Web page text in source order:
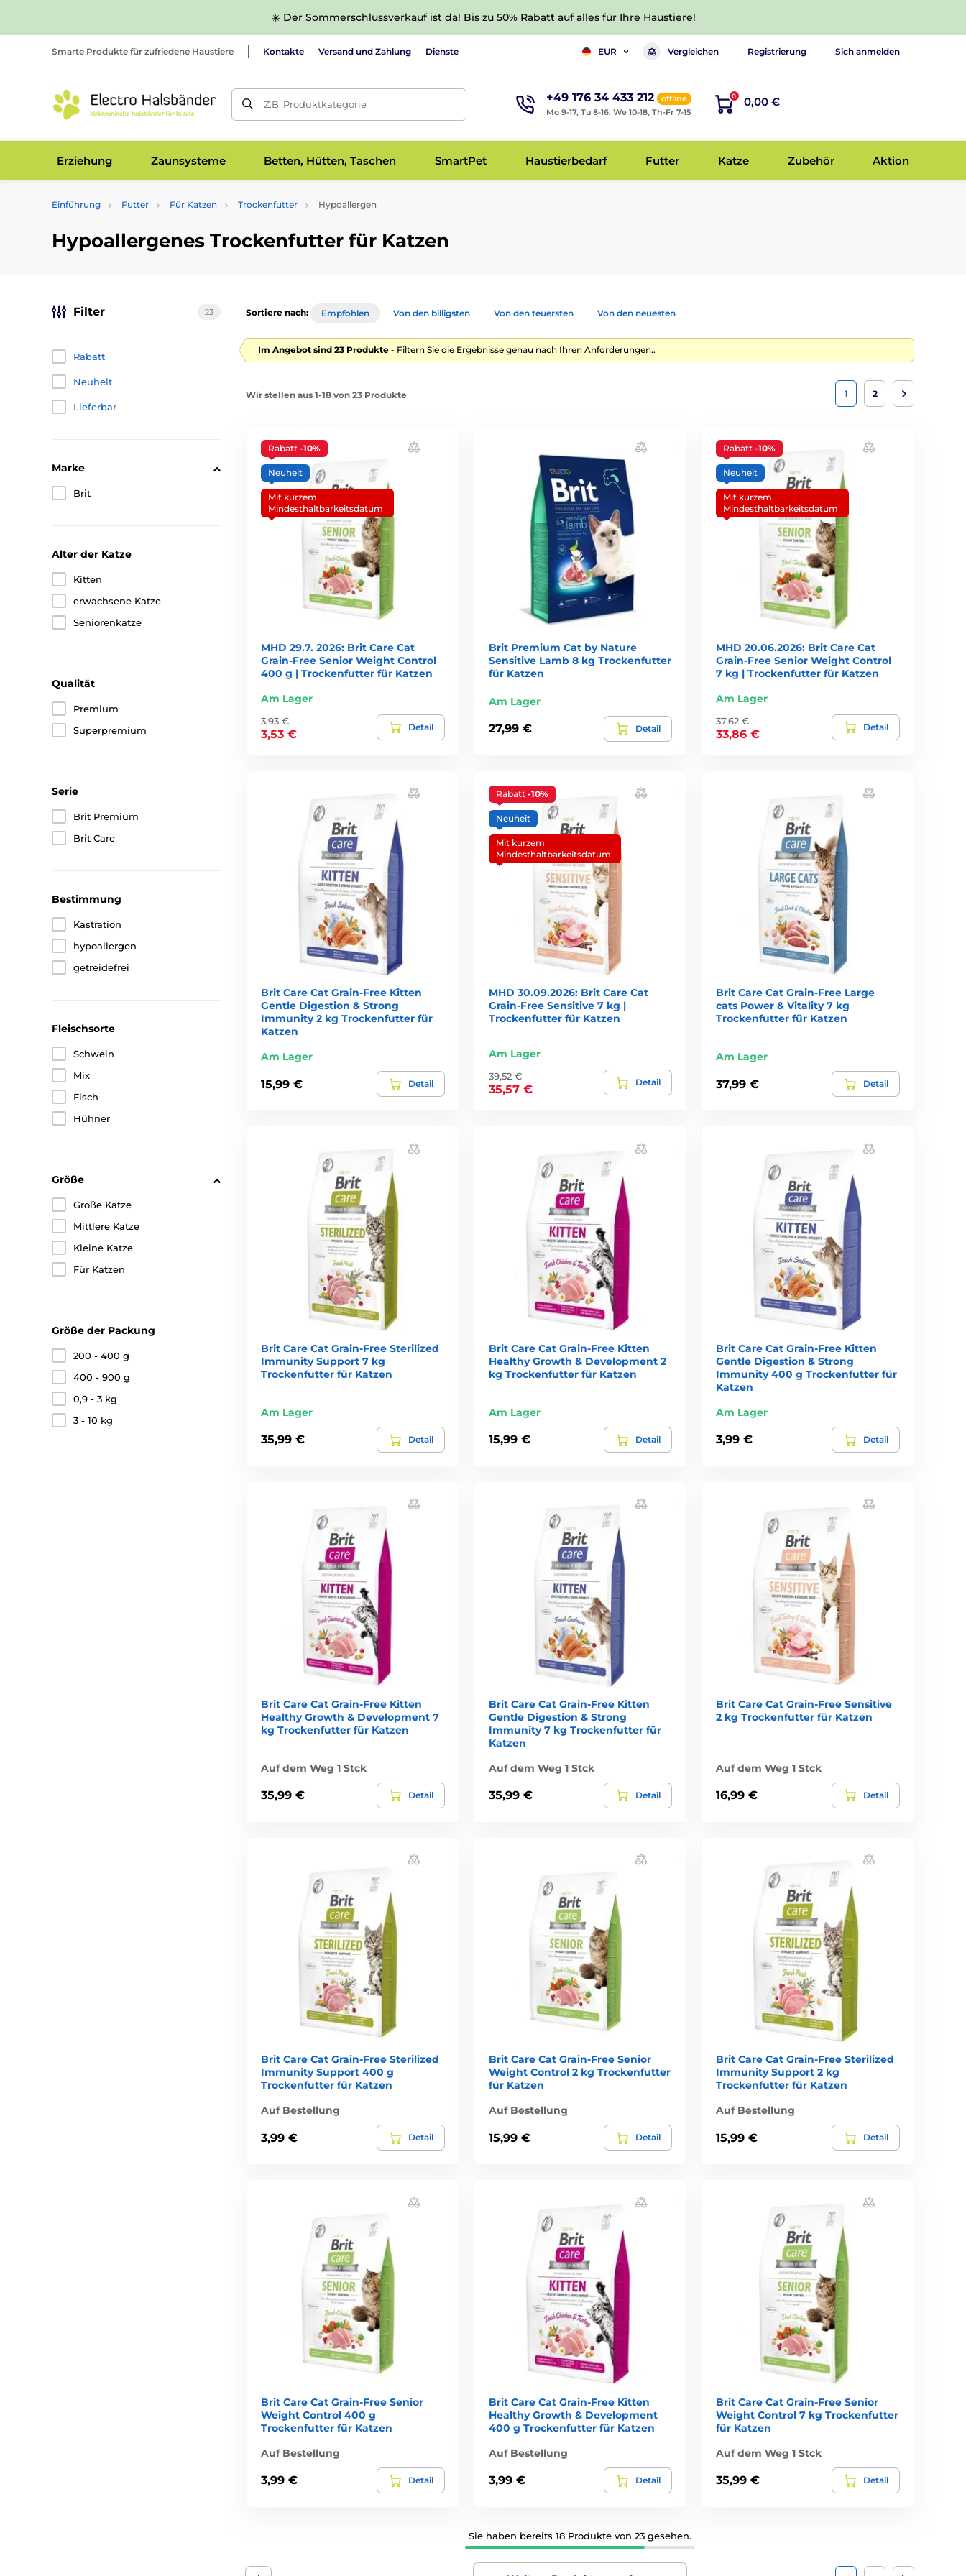
☀️ Der Sommerschlussverkauf ist da! Bis zu 50% Rabatt auf alles für Ihre Haustiere!
Smarte Produkte für zufriedene Haustiere Kontakte Versand und Zahlung Dienste EUR Vergleichen Registrierung Sich anmelden
Z.B. Produktkategorie +49 176 34 433 212
offline
Mo 9-17, Tu 8-16, We 10-18, Th-Fr 7-15
0 0,00 €
Erziehung Zaunsysteme Betten, Hütten, Taschen SmartPet Haustierbedarf Futter Katze Zubehör Aktion
Einführung Futter Für Katzen Trockenfutter Hypoallergen
Hypoallergenes Trockenfutter für Katzen
Filter 23
Rabatt
Neuheit
Lieferbar
Marke
Brit
Alter der Katze
Kitten
erwachsene Katze
Seniorenkatze
Qualität
Premium
Superpremium
Serie
Brit Premium
Brit Care
Bestimmung
Kastration
hypoallergen
getreidefrei
Fleischsorte
Schwein
Mix
Fisch
Hühner
Größe
Große Katze
Mittlere Katze
Kleine Katze
Für Katzen
Größe der Packung
200 - 400 g
400 - 900 g
0,9 - 3 kg
3 - 10 kg
Sortiere nach: Empfohlen Von den billigsten Von den teuersten Von den neuesten
Im Angebot sind 23 Produkte - Filtern Sie die Ergebnisse genau nach Ihren Anforderungen..
Wir stellen aus 1-18 von 23 Produkte 1 2
Rabatt -10%
Neuheit
Mit kurzem
Mindesthaltbarkeitsdatum
MHD 29.7. 2026: Brit Care Cat
Grain-Free Senior Weight Control
400 g | Trockenfutter für Katzen
Am Lager
3,93 €
3,53 €
Detail
Brit Premium Cat by Nature
Sensitive Lamb 8 kg Trockenfutter
für Katzen
Am Lager
27,99 € Detail
Rabatt-10%
Neuheit
Mit kurzem
Mindesthaltbarkeitsdatum
MHD 20.06.2026: Brit Care Cat
Grain-Free Senior Weight Control
7 kg | Trockenfutter für Katzen
Am Lager
37,62 €
33,86 €
Detail
Brit Care Cat Grain-Free Kitten
Gentle Digestion & Strong
Immunity 2 kg Trockenfutter für
Katzen
Am Lager
15,99 € Detail
Rabatt -10%
Neuheit
Mit kurzem
Mindesthaltbarkeitsdatum
MHD 30.09.2026: Brit Care Cat
Grain-Free Sensitive 7 kg |
Trockenfutter für Katzen
Am Lager
39,52 €
35,57 €
Detail
Brit Care Cat Grain-Free Large
cats Power & Vitality 7 kg
Trockenfutter für Katzen
Am Lager
37,99 € Detail
Brit Care Cat Grain-Free Sterilized
Immunity Support 7 kg
Trockenfutter für Katzen
Am Lager
35,99 € Detail
Brit Care Cat Grain-Free Kitten
Healthy Growth & Development 2
kg Trockenfutter für Katzen
Am Lager
15,99 € Detail
Brit Care Cat Grain-Free Kitten
Gentle Digestion & Strong
Immunity 400 g Trockenfutter für
Katzen
Am Lager
3,99 € Detail
Brit Care Cat Grain-Free Kitten
Healthy Growth & Development 7
kg Trockenfutter für Katzen
Auf dem Weg 1 Stck
35,99 € Detail
Brit Care Cat Grain-Free Kitten
Gentle Digestion & Strong
Immunity 7 kg Trockenfutter für
Katzen
Auf dem Weg 1 Stck
35,99 € Detail
Brit Care Cat Grain-Free Sensitive
2 kg Trockenfutter für Katzen
Auf dem Weg 1 Stck
16,99 € Detail
Brit Care Cat Grain-Free Sterilized
Immunity Support 400 g
Trockenfutter für Katzen
Auf Bestellung
3,99 € Detail
Brit Care Cat Grain-Free Senior
Weight Control 2 kg Trockenfutter
für Katzen
Auf Bestellung
15,99 € Detail
Brit Care Cat Grain-Free Sterilized
Immunity Support 2 kg
Trockenfutter für Katzen
Auf Bestellung
15,99 € Detail
Brit Care Cat Grain-Free Senior
Weight Control 400 g
Trockenfutter für Katzen
Auf Bestellung
3,99 € Detail
Brit Care Cat Grain-Free Kitten
Healthy Growth & Development
400 g Trockenfutter für Katzen
Auf Bestellung
3,99 € Detail
Brit Care Cat Grain-Free Senior
Weight Control 7 kg Trockenfutter
für Katzen
Auf dem Weg 1 Stck
35,99 € Detail
Sie haben bereits 18 Produkte von 23 gesehen.